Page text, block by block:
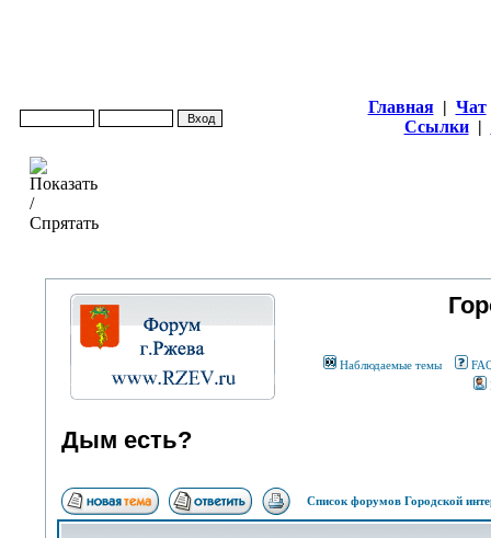
Главная | Чат
Ссылки |
Наблюдаемые темы
Дым есть?
Список форумов Городской